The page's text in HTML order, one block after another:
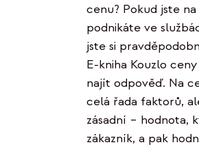
cenu? Pokud jste
podnikáte ve
jste si
E-kniha Kouzlo
najít odpověď. Na
celá řada faktorů,
zásadní – hodnota,
zákazník, a pak